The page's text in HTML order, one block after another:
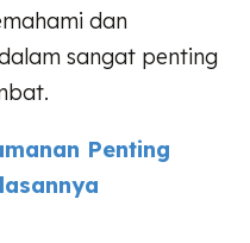
dan
sangat penting
Penting